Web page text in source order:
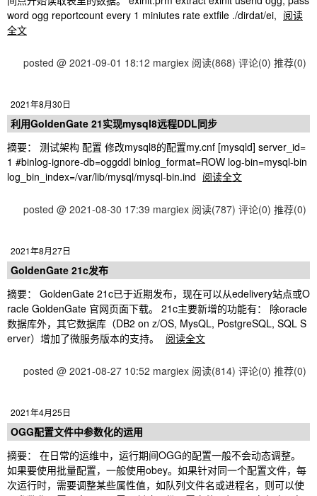
word ogg reportcount every 1 miniutes rate extfile ./dirdat/ei, 阅读
全文
posted @ 2021-09-01 18:12 margiex 阅读(868) 评论(0) 推荐(0)
2021年8月30日
利用GoldenGate 21实现mysql8远程DDL同步
摘要： 测试架构 配置 修改mysql8的配置my.cnf [mysqld] server_id=
1 #binlog-ignore-db=oggddl binlog_format=ROW log-bin=mysql-bin
log_bin_index=/var/lib/mysql/mysql-bin.ind 阅读全文
posted @ 2021-08-30 17:39 margiex 阅读(787) 评论(0) 推荐(0)
2021年8月27日
GoldenGate 21c发布
摘要： GoldenGate 21c已于近期发布，现在可以从edelivery站点或O
racle GoldenGate 官网页面下载。 21c主要新增的功能有： 除oracle
数据库外，其它数据库（DB2 on z/OS, MysQL, PostgreSQL, SQL S
erver）增加了微服务版本的支持。
阅读全文
posted @ 2021-08-27 10:52 margiex 阅读(814) 评论(0) 推荐(0)
2021年4月25日
OGG配置文件中参数化的运用
摘要： 在日常的运维中，运行期间OGG的配置一般不会动态调整。
如果要使用批量配置，一般使用obey。如果针对同一个配置文件，每
次运行时，需要调整某些属性值，如队列文件名或进程名，则可以使